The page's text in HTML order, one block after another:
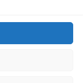
a r.l. è
Comunicazione al